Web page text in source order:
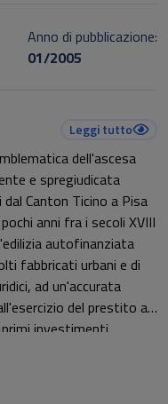
Anno di pubblicazione:
01/2005
Leggi tutto
dell'ascesa
e spregiudicata
Canton Ticino a Pisa
anni fra i secoli XVIII
autofinanziata
fabbricati urbani e di
ad un'accurata
del prestito ad
investimenti
fra l'altro del
della Cava. Nelle loro